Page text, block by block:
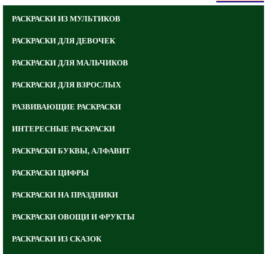
РАСКРАСКИ ИЗ МУЛЬТИКОВ
РАСКРАСКИ ДЛЯ ДЕВОЧЕК
РАСКРАСКИ ДЛЯ МАЛЬЧИКОВ
РАСКРАСКИ ДЛЯ ВЗРОСЛЫХ
РАЗВИВАЮЩИЕ РАСКРАСКИ
ИНТЕРЕСНЫЕ РАСКРАСКИ
РАСКРАСКИ БУКВЫ, АЛФАВИТ
РАСКРАСКИ ЦИФРЫ
РАСКРАСКИ НА ПРАЗДНИКИ
РАСКРАСКИ ОВОЩИ И ФРУКТЫ
РАСКРАСКИ ИЗ СКАЗОК